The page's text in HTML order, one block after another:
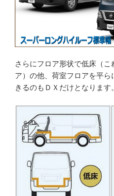
さらにフロア形状で低床（
ア）の他、荷室フロアを平ら
きるのもＤＸだけとなります。